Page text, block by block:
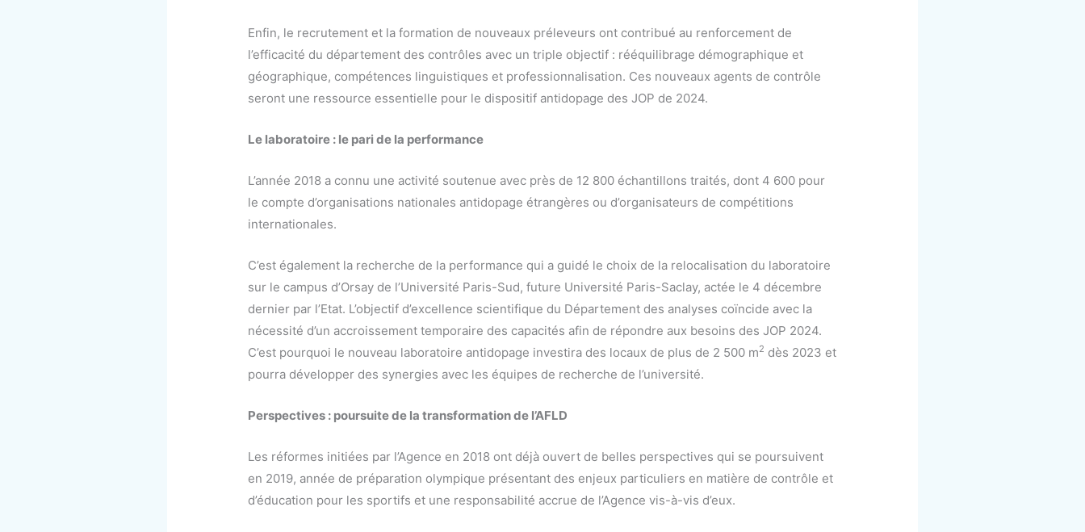
Enfin, le recrutement et la formation de nouveaux préleveurs ont contribué au renforcement de
l’efficacité du département des contrôles avec un triple objectif : rééquilibrage démographique et
géographique, compétences linguistiques et professionnalisation. Ces nouveaux agents de contrôle
seront une ressource essentielle pour le dispositif antidopage des JOP de 2024.
Le laboratoire : le pari de la performance
L’année 2018 a connu une activité soutenue avec près de 12 800 échantillons traités, dont 4 600 pour
le compte d’organisations nationales antidopage étrangères ou d’organisateurs de compétitions
internationales.
C’est également la recherche de la performance qui a guidé le choix de la relocalisation du laboratoire
sur le campus d’Orsay de l’Université Paris-Sud, future Université Paris-Saclay, actée le 4 décembre
dernier par l’Etat. L’objectif d’excellence scientifique du Département des analyses coïncide avec la
nécessité d’un accroissement temporaire des capacités afin de répondre aux besoins des JOP 2024.
C’est pourquoi le nouveau laboratoire antidopage investira des locaux de plus de 2 500 m2 dès 2023 et
pourra développer des synergies avec les équipes de recherche de l’université.
Perspectives : poursuite de la transformation de l’AFLD
Les réformes initiées par l’Agence en 2018 ont déjà ouvert de belles perspectives qui se poursuivent
en 2019, année de préparation olympique présentant des enjeux particuliers en matière de contrôle et
d’éducation pour les sportifs et une responsabilité accrue de l’Agence vis-à-vis d’eux.